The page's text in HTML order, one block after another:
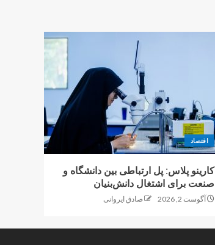
اقتصاد
کارینو پلاس: پل ارتباطی بین دانشگاه و
صنعت برای اشتغال دانش‌بنیان
آگوست 2, 2026 صادق ایروانی